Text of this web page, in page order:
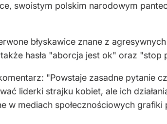
swoistym polskim narodowym
błyskawice znane z
hasła "aborcja jest ok" oraz "stop
"Powstaje zasadne pytanie
liderki strajku kobiet, ale ich
mediach społecznościowych grafiki